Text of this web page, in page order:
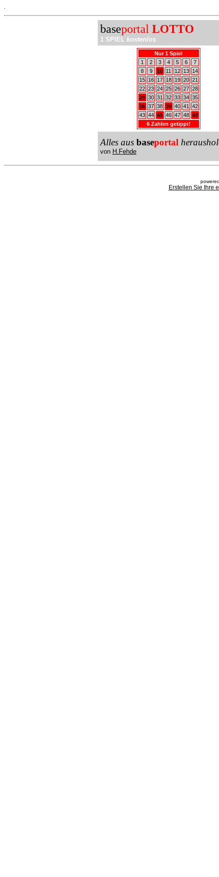
baseportal LOTTO
1 SPIEL kostenlos
Nur 1 Spiel
1
2 3 4 5 6
7
8
9 10 11 12 13
14
15
16 17 18 19 20 21
22 23 24 25 26 27 28
29 30 31 32 33 34 35
36 37 38 39 40 41
42
43 44 45 46 47 48 49
6 Zahlen getippt!
Alles aus baseportal
von H.Fehde
Erstellen Sie Ihre